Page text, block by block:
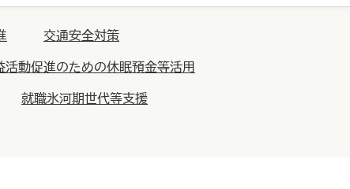
交通安全対策
活動促進のための休眠預金等活用
就職氷河期世代等支援